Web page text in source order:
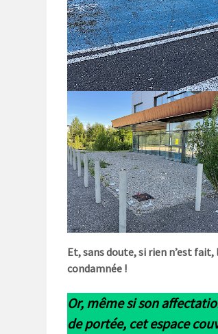
Et, sans doute, si rien n’est
condamnée !
Or, même si son
de portée, cet espace